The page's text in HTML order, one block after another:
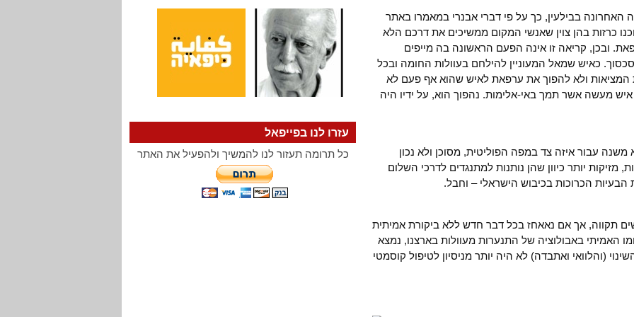
האחרונה בבילעין, כך על פי דברי אבנרי במאמרו באתר
05), הוכנו כרזות בהן צוין שאנשי המקום ממשיכים את דרכם הלא
ובכן, קריאה זו אינה הפעם הראשונה בה מייפים
כאיש שמאל המעוניין להילחם בעוולות החומה ובכל
המציאות ולא להפוך את ערפאת לאיש שהוא אף פעם לא
מעשה אשר תמך באי-אלימות. נהפוך הוא, על ידיו היה
משנה עבור איזה צד במפה הפוליטית, מסוכן ולא נכון
מזיקות יותר כיוון שהן נותנות למתנגדים לדרכי השלום
הכרוכות בכיבוש הישראלי – וחבל.
תקווה, אך אם נאאחז בכל דבר חדש ללא ביקורת אמיתית
האמיתי באבולוציה של התנערות מעוולות בארצנו, נמצא
(והלוואי ואתבדה) לא היה יותר מניסיון לטיפול קוסמטי
עזרו לנו בפייפאל
כל תרומה תעזור לנו להמשיך ולהפעיל את האתר